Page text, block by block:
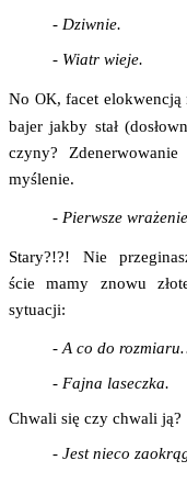
- Dziw­nie.
- Wiatr wieje.
No OK, facet elo­kwen­cją
bajer jak­by stał
czy­ny?
myślenie.
- Pierw­sze
Sta­ry?!?! Nie
ście mamy zno­wu
sytuacji:
- A co do
- Faj­na laseczka.
Chwa­li się czy chwa­li ją?
- Jest nie­co